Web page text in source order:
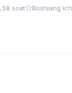
soat Boshlang`ich